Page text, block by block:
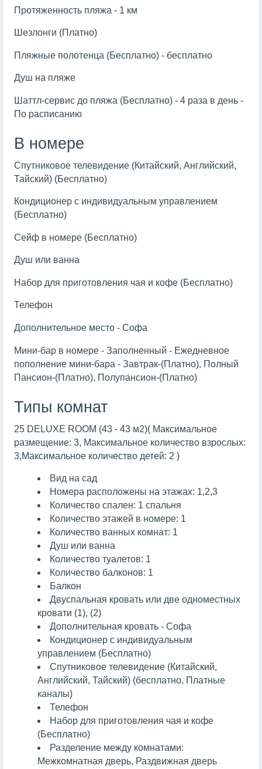
Протяженность пляжа - 1 км
Шезлонги (Платно)
Пляжные полотенца (Бесплатно) - бесплатно
Душ на пляже
Шаттл-сервис до пляжа (Бесплатно) - 4 раза в день -
По расписанию
В номере
Спутниковое телевидение (Китайский, Английский,
Тайский) (Бесплатно)
Кондиционер с индивидуальным управлением
(Бесплатно)
Сейф в номере (Бесплатно)
Душ или ванна
Набор для приготовления чая и кофе (Бесплатно)
Телефон
Дополнительное место - Софа
Мини-бар в номере - Заполненный - Ежедневное
пополнение мини-бара - Завтрак-(Платно), Полный
Пансион-(Платно), Полупансион-(Платно)
Типы комнат
25 DELUXE ROOM (43 - 43 м2)( Максимальное
размещение: 3, Максимальное количество взрослых:
3,Максимальное количество детей: 2 )
Вид на сад
Номера расположены на этажах: 1,2,3
Количество спален: 1 спальня
Количество этажей в номере: 1
Количество ванных комнат: 1
Душ или ванна
Количество туалетов: 1
Количество балконов: 1
Балкон
Двуспальная кровать или две одноместных
кровати (1), (2)
Дополнительная кровать - Софа
Кондиционер с индивидуальным
управлением (Бесплатно)
Спутниковое телевидение (Китайский,
Английский, Тайский) (бесплатно, Платные
каналы)
Телефон
Набор для приготовления чая и кофе
(Бесплатно)
Разделение между комнатами:
Межкомнатная дверь, Раздвижная дверь